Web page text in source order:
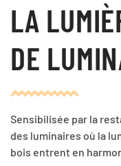
LA
DE
Sensibilisée par la
des luminaires où la
bois entrent en